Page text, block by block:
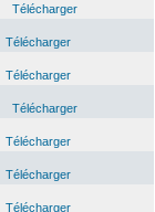
Télécharger
Télécharger
Télécharger
Télécharger
Télécharger
Télécharger
Télécharger